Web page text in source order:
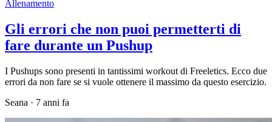
Allenamento
Gli errori che non puoi permetterti di
fare durante un Pushup
I Pushups sono presenti in tantissimi workout di Freeletics. Ecco due
errori da non fare se si vuole ottenere il massimo da questo esercizio.
Seana · 7 anni fa